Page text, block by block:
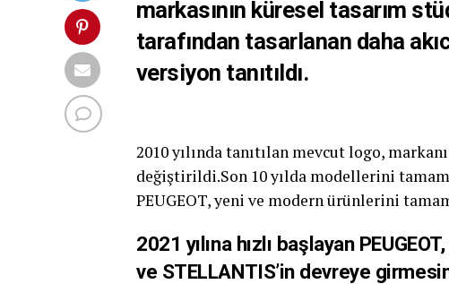
markasının küresel tasarım
tarafından tasarlanan daha
versiyon tanıtıldı.
2010 yılında tanıtılan mevcut logo,
değiştirildi.Son 10 yılda modellerini
PEUGEOT, yeni ve modern ürünlerini
2021 yılına hızlı başlayan
ve STELLANTIS’in devreye